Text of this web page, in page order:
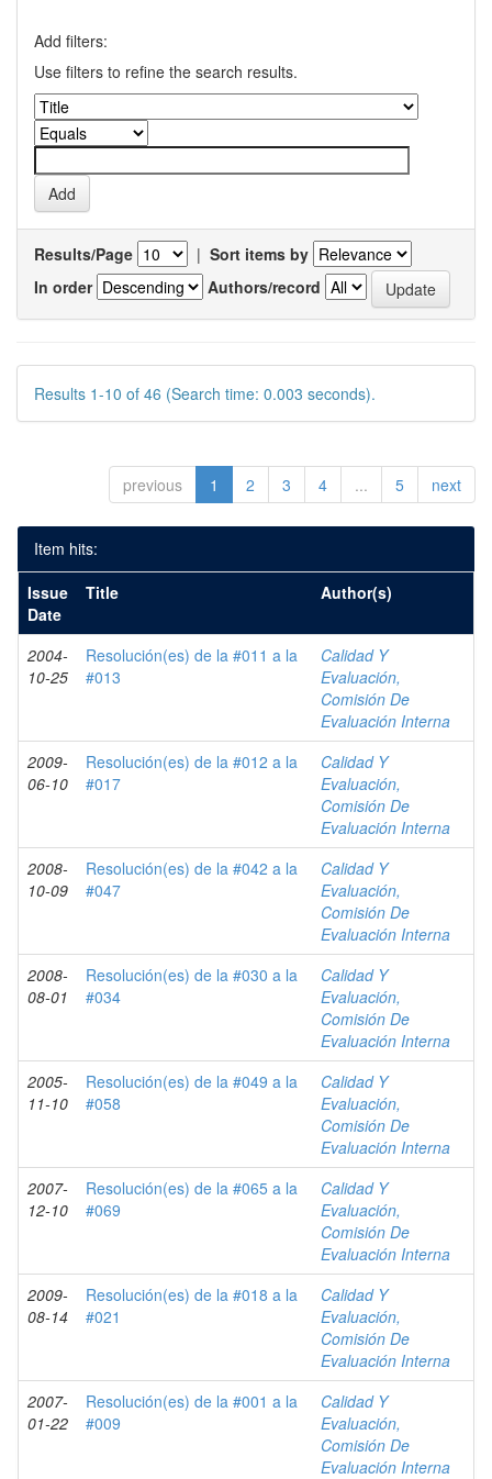
Add filters:
Use filters to refine the search results.
Results/Page | Sort items by
In order
Authors/record
Results 1-10 of 46 (Search time: 0.003 seconds).
previous 1 2 3 4 ... 5 next
Item hits:
Issue
Date
Title Author(s)
2004-
10-25
Resolución(es) de la #011 a la
#013
Calidad Y
Evaluación,
Comisión De
Evaluación Interna
2009-
06-10
Resolución(es) de la #012 a la
#017
Calidad Y
Evaluación,
Comisión De
Evaluación Interna
2008-
10-09
Resolución(es) de la #042 a la
#047
Calidad Y
Evaluación,
Comisión De
Evaluación Interna
2008-
08-01
Resolución(es) de la #030 a la
#034
Calidad Y
Evaluación,
Comisión De
Evaluación Interna
2005-
11-10
Resolución(es) de la #049 a la
#058
Calidad Y
Evaluación,
Comisión De
Evaluación Interna
2007-
12-10
Resolución(es) de la #065 a la
#069
Calidad Y
Evaluación,
Comisión De
Evaluación Interna
2009-
08-14
Resolución(es) de la #018 a la
#021
Calidad Y
Evaluación,
Comisión De
Evaluación Interna
2007-
01-22
Resolución(es) de la #001 a la
#009
Calidad Y
Evaluación,
Comisión De
Evaluación Interna